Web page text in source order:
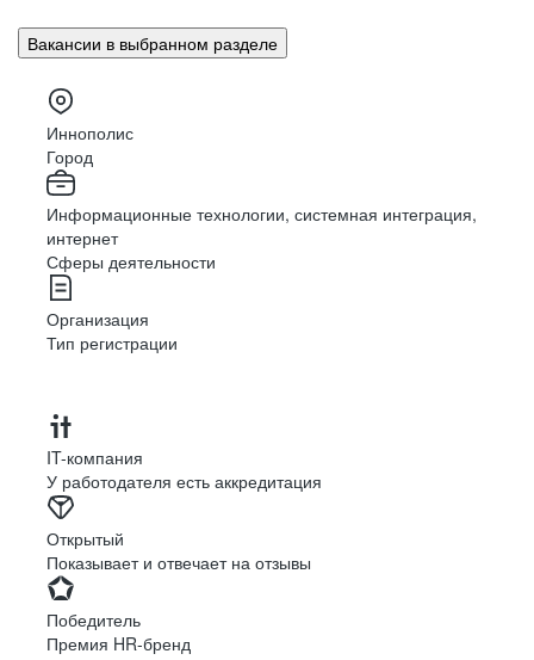
Вакансии в выбранном разделе
Иннополис
Город
Информационные технологии, системная интеграция,
интернет
Сферы деятельности
Организация
Тип регистрации
IT-компания
У работодателя есть аккредитация
Открытый
Показывает и отвечает на отзывы
Победитель
Премия HR-бренд